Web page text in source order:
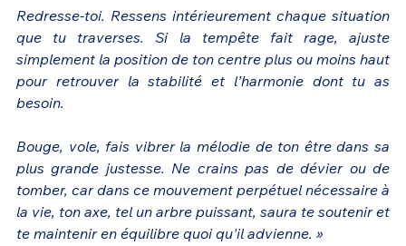
Redresse-toi. Ressens intérieurement chaque situation
que tu traverses. Si la tempête fait rage, ajuste
simplement la position de ton centre plus ou moins haut
pour retrouver la stabilité et l’harmonie dont tu as
besoin.
Bouge, vole, fais vibrer la mélodie de ton être dans sa
plus grande justesse. Ne crains pas de dévier ou de
tomber, car dans ce mouvement perpétuel nécessaire à
la vie, ton axe, tel un arbre puissant, saura te soutenir et
te maintenir en équilibre quoi qu'il advienne. »